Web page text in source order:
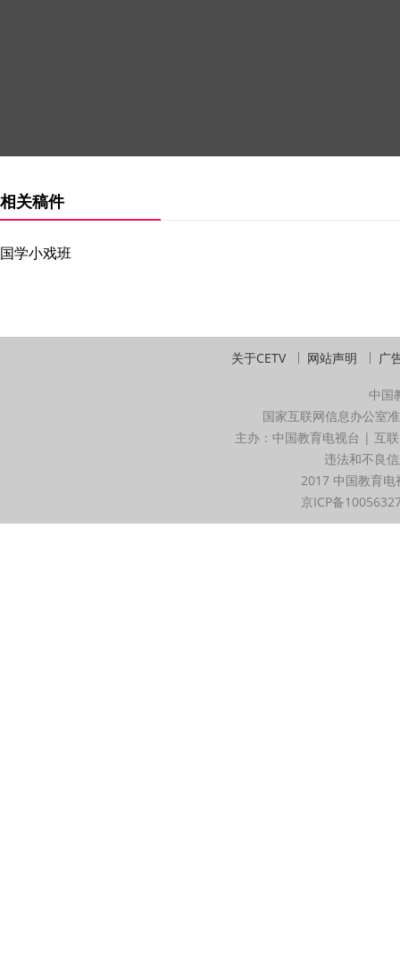
相关稿件
国学小戏班
关于CETV 网站声明 广
中国
国家互联网信息办公室
主办：中国教育电视台 | 互
违法和不良
2017 中国教育
京ICP备